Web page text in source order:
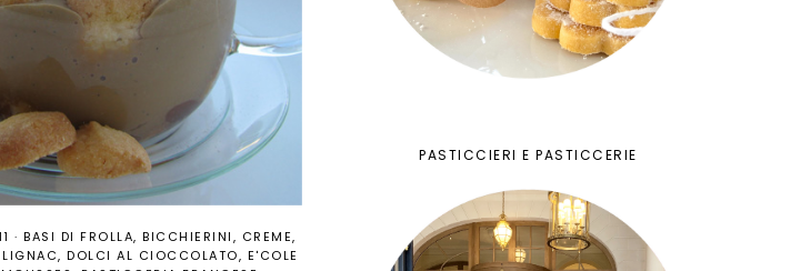
· BASI DI FROLLA BICCHIERINI
CREME
DOLCI AL CIOCCOLATO
E'COLE
PASTICCIERI E PASTICCERIE